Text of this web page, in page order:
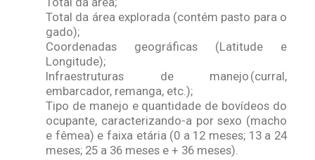
Total da área explorada (contém pasto para o
gado);
Coordenadas geográficas (Latitude e
Longitude);
Infraestruturas de manejo (curral,
embarcador, remanga, etc.);
Tipo de manejo e quantidade de bovídeos do
ocupante, caracterizando-a por sexo (macho
e fêmea) e faixa etária (0 a 12 meses; 13 a 24
meses; 25 a 36 meses e + 36 meses).